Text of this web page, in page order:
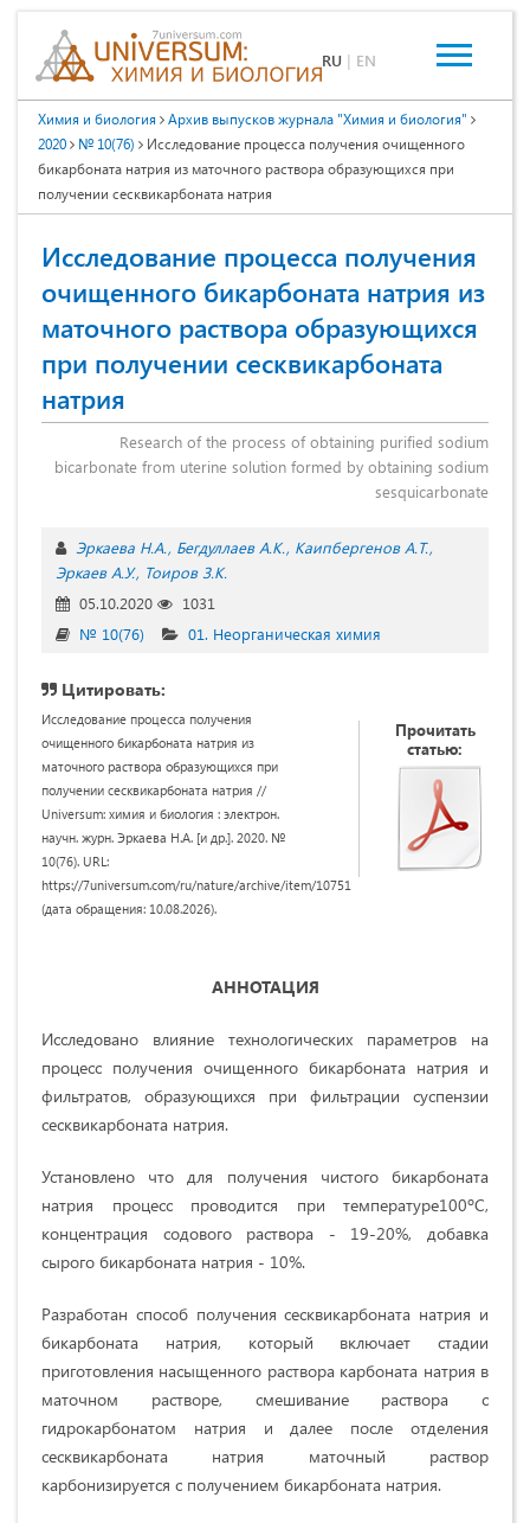
RU | EN
Химия и биология
Архив выпусков журнала "Химия и биология"
2020
№ 10(76)
Исследование процесса получения очищенного
бикарбоната натрия из маточного раствора образующихся при
получении сесквикарбоната натрия
Исследование процесса получения
очищенного бикарбоната натрия из
маточного раствора образующихся
при получении сесквикарбоната
натрия
Research of the process of obtaining purified sodium
bicarbonate from uterine solution formed by obtaining sodium
sesquicarbonate
Эркаева Н.А. Бегдуллаев А.К. Каипбергенов А.Т.
Эркаев А.У. Тоиров З.К.
05.10.2020
1031
№ 10(76)
01. Неорганическая химия
Цитировать:
Исследование процесса получения
очищенного бикарбоната натрия из
маточного раствора образующихся при
получении сесквикарбоната натрия //
Universum: химия и биология : электрон.
научн. журн. Эркаева Н.А. [и др.]. 2020. №
10(76). URL:
https://7universum.com/ru/nature/archive/item/10751
(дата обращения: 10.08.2026).
Прочитать
статью:
АННОТАЦИЯ
Исследовано влияние технологических параметров на
процесс получения очищенного бикарбоната натрия и
фильтратов, образующихся при фильтрации суспензии
сесквикарбоната натрия.
Установлено что для получения чистого бикарбоната
натрия процесс проводится при температуре100ºС,
концентрация содового раствора - 19-20%, добавка
сырого бикарбоната натрия - 10%.
Разработан способ получения сесквикарбоната натрия и
бикарбоната натрия, который включает стадии
приготовления насыщенного раствора карбоната натрия в
маточном растворе, смешивание раствора с
гидрокарбонатом натрия и далее после отделения
сесквикарбоната натрия маточный раствор
карбонизируется с получением бикарбоната натрия.